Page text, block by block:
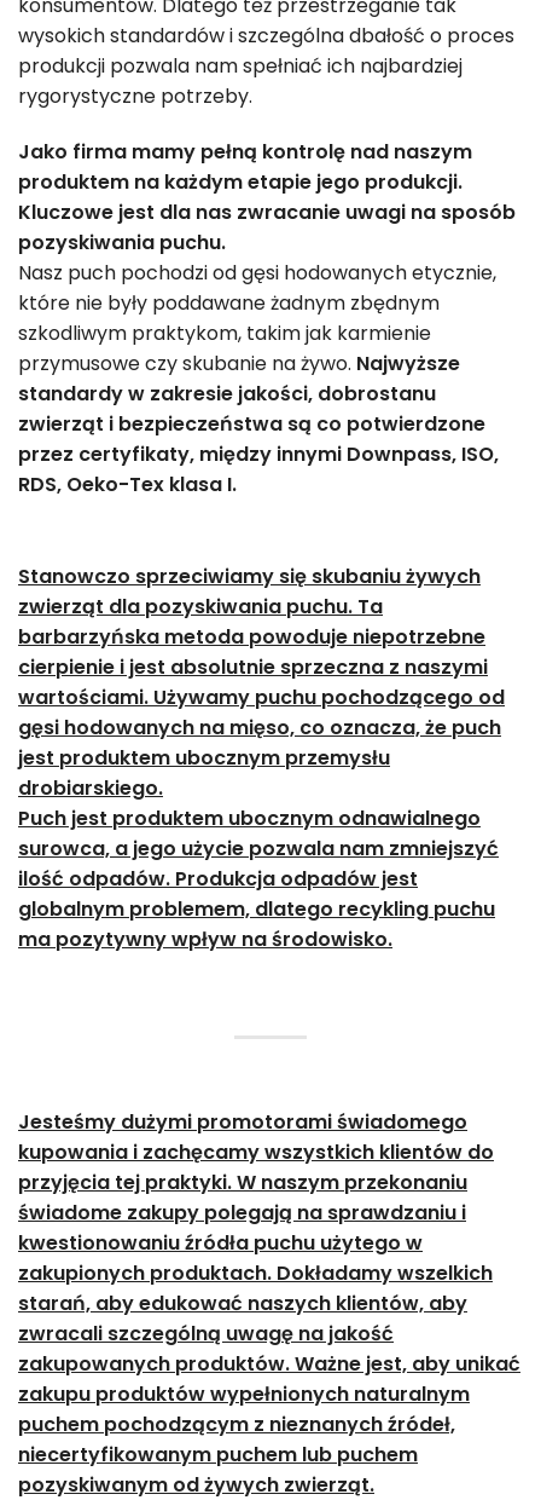
konsumentów. Dlatego też przestrzeganie tak
wysokich standardów i szczególna dbałość o proces
produkcji pozwala nam spełniać ich najbardziej
rygorystyczne potrzeby.
Jako firma mamy pełną kontrolę nad naszym
produktem na każdym etapie jego produkcji.
Kluczowe jest dla nas zwracanie uwagi na sposób
pozyskiwania puchu.
Nasz puch pochodzi od gęsi hodowanych etycznie,
które nie były poddawane żadnym zbędnym
szkodliwym praktykom, takim jak karmienie
przymusowe czy skubanie na żywo. Najwyższe
standardy w zakresie jakości, dobrostanu
zwierząt i bezpieczeństwa są co potwierdzone
przez certyfikaty, między innymi Downpass, ISO,
RDS, Oeko-Tex klasa I.
Stanowczo sprzeciwiamy się skubaniu żywych
zwierząt dla pozyskiwania puchu. Ta
barbarzyńska metoda powoduje niepotrzebne
cierpienie i jest absolutnie sprzeczna z naszymi
wartościami. Używamy puchu pochodzącego od
gęsi hodowanych na mięso, co oznacza, że puch
jest produktem ubocznym przemysłu
drobiarskiego.
Puch jest produktem ubocznym odnawialnego
surowca, a jego użycie pozwala nam zmniejszyć
ilość odpadów. Produkcja odpadów jest
globalnym problemem, dlatego recykling puchu
ma pozytywny wpływ na środowisko.
Jesteśmy dużymi promotorami świadomego
kupowania i zachęcamy wszystkich klientów do
przyjęcia tej praktyki. W naszym przekonaniu
świadome zakupy polegają na sprawdzaniu i
kwestionowaniu źródła puchu użytego w
zakupionych produktach. Dokładamy wszelkich
starań, aby edukować naszych klientów, aby
zwracali szczególną uwagę na jakość
zakupowanych produktów. Ważne jest, aby unikać
zakupu produktów wypełnionych naturalnym
puchem pochodzącym z nieznanych źródeł,
niecertyfikowanym puchem lub puchem
pozyskiwanym od żywych zwierząt.